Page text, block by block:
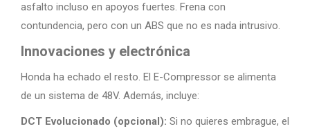
asfalto incluso en apoyos fuertes. Frena con
contundencia, pero con un ABS que no es nada intrusivo.
Innovaciones y electrónica
Honda ha echado el resto. El E-Compressor se alimenta
de un sistema de 48V. Además, incluye:
DCT Evolucionado (opcional): Si no quieres embrague, el